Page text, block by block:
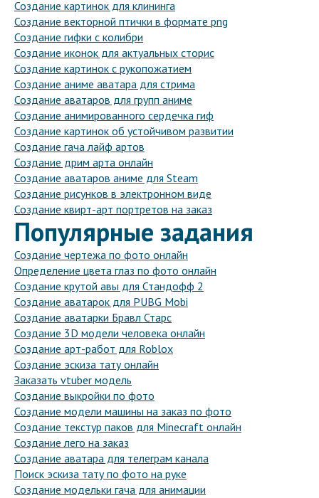
Создание картинок для клининга
Создание векторной птички в формате png
Создание гифки с колибри
Создание иконок для актуальных сторис
Создание картинок с рукопожатием
Создание аниме аватара для стрима
Создание аватаров для групп аниме
Создание анимированного сердечка гиф
Создание картинок об устойчивом развитии
Создание гача лайф артов
Создание дрим арта онлайн
Создание аватаров аниме для Steam
Создание рисунков в электронном виде
Создание квирт-арт портретов на заказ
Популярные задания
Создание чертежа по фото онлайн
Определение цвета глаз по фото онлайн
Создание крутой авы для Стандофф 2
Создание аватарок для PUBG Mobi
Создание аватарки Бравл Старс
Создание 3D модели человека онлайн
Создание арт-работ для Roblox
Создание эскиза тату онлайн
Заказать vtuber модель
Создание выкройки по фото
Создание модели машины на заказ по фото
Создание текстур паков для Minecraft онлайн
Создание лего на заказ
Создание аватара для телеграм канала
Поиск эскиза тату по фото на руке
Создание модельки гача для анимации